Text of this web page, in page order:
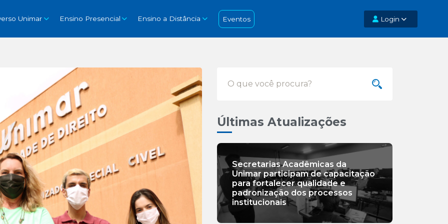
Unimar Ensino Presencial Ensino a Distância Eventos Login
Últimas Atualizações
Secretarias Acadêmicas da
Unimar participam de capacitação
para fortalecer qualidade e
padronização dos processos
institucionais